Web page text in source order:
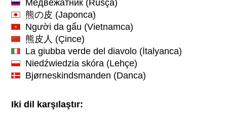
Медвежатник (Rusça)
熊の皮 (Japonca)
Người da gấu (Vietnamca)
熊皮人 (Çince)
La giubba verde del diavolo (İtalyanca)
Niedźwiedzia skóra (Lehçe)
Bjørneskindsmanden (Danca)
Iki dil karşılaştır: